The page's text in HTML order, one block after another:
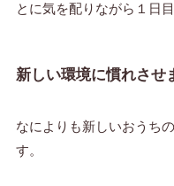
とに気を配りながら１日
新しい環境に慣れさせ
なによりも新しいおうち
す。